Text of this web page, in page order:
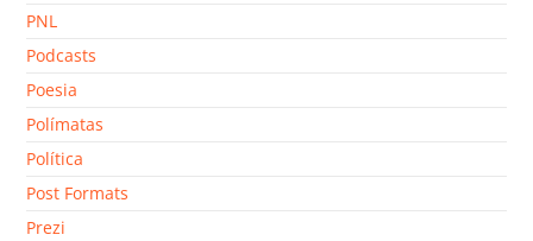
PNL
Podcasts
Poesia
Polímatas
Política
Post Formats
Prezi